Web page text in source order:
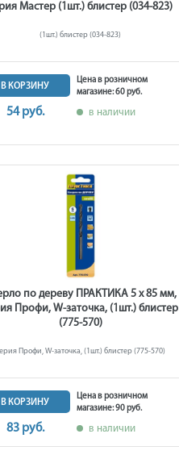
Мастер (1шт.) блистер (034-823)
(1шт.) блистер (034-823)
В КОРЗИНУ
54 руб.
Цена в розничном
магазине: 60 руб.
в наличии
по дереву ПРАКТИКА 5 х 85 мм,
Профи, W-заточка, (1шт.) блистер
(775-570)
Профи, W-заточка, (1шт.) блистер (775-570)
В КОРЗИНУ
83 руб.
Цена в розничном
магазине: 90 руб.
в наличии